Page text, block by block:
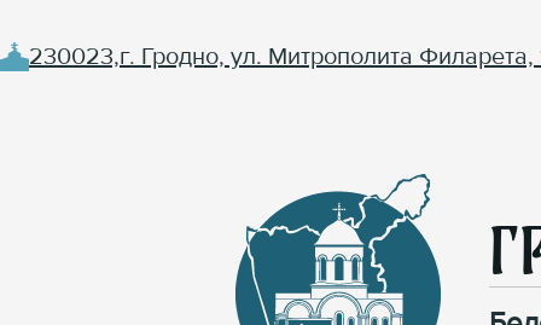
230023,г. Гродно, ул. Митрополита Филарета,